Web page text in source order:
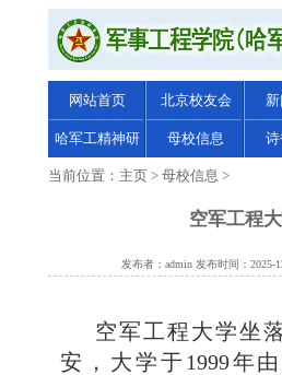
网站首页 北京校友会
哈军工精神研
究
母校信息
当前位置： 主页 > 母校信息 >
空军工程
发布者：admin 发布时间：2025-
空军工程大学坐
安，大学于1999年